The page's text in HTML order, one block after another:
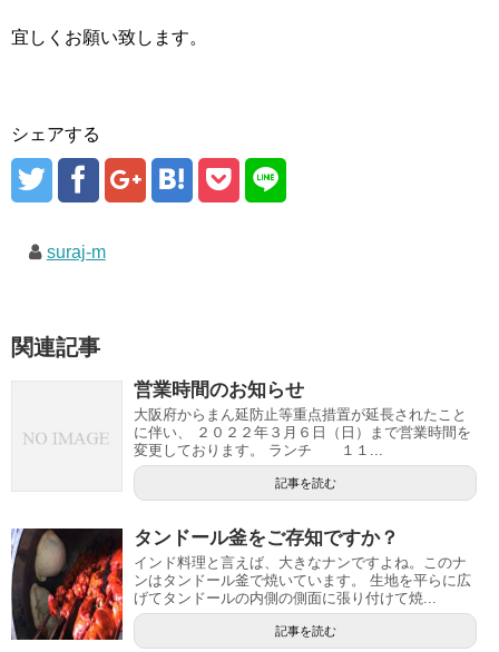
宜しくお願い致します。
シェアする
suraj-m
関連記事
営業時間のお知らせ
大阪府からまん延防止等重点措置が延長されたこと
に伴い、 ２０２２年３月６日（日）まで営業時間を
変更しております。 ランチ １１...
記事を読む
タンドール釜をご存知ですか？
インド料理と言えば、大きなナンですよね。このナ
ンはタンドール釜で焼いています。 生地を平らに広
げてタンドールの内側の側面に張り付けて焼...
記事を読む